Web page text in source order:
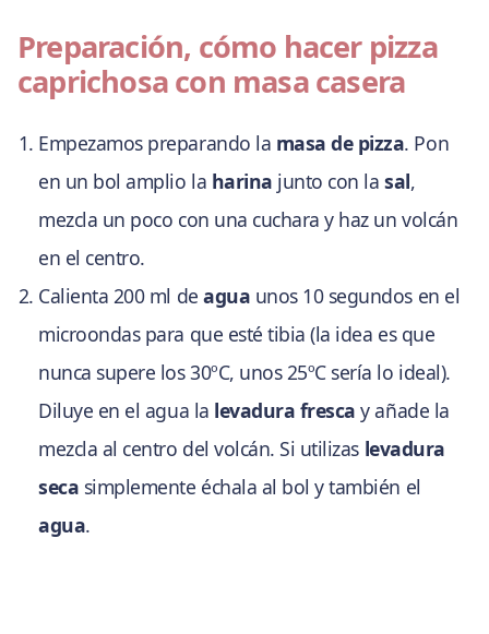
Preparación, cómo hacer pizza
caprichosa con masa casera
Empezamos preparando la masa de pizza. Pon
en un bol amplio la harina junto con la sal,
mezcla un poco con una cuchara y haz un volcán
en el centro.
Calienta 200 ml deagua unos 10 segundos en el
microondas para que esté tibia (la idea es que
nunca supere los 30ºC, unos 25ºC sería lo ideal).
Diluye en el agua la levadura fresca y añade la
mezcla al centro del volcán. Si utilizas levadura
seca simplemente échala al bol y también el
agua.